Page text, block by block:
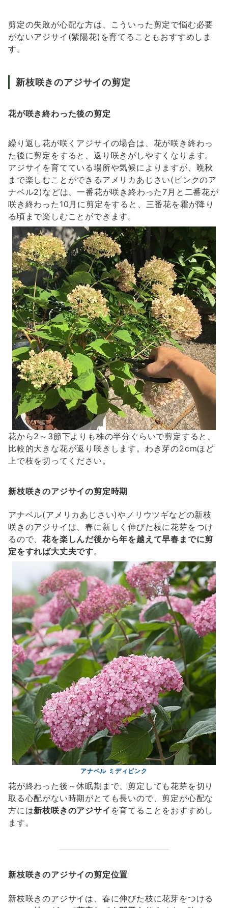
剪定の失敗が心配な方は、こういった剪定で悩む必要
がないアジサイ(紫陽花)を育てることもおすすめしま
す。
新枝咲きのアジサイの剪定
花が咲き終わった後の剪定
繰り返し花が咲くアジサイの場合は、花が咲き終わっ
た後に剪定をすると、返り咲きがしやすくなります。
アジサイを育てている場所や気候によりますが、晩秋
まで楽しむことができるアメリカあじさい(ピンクのア
ナベル2)などは、一番花が咲き終わった7月と二番花が
咲き終わった10月に剪定をすると、三番花を霜が降り
る頃まで楽しむことができます。
花から2～3節下よりも株の半分ぐらいで剪定すると、
比較的大きな花が返り咲きします。わき芽の2cmほど
上で枝を切ってください。
新枝咲きのアジサイの剪定時期
アナベル(アメリカあじさい)やノリウツギなどの新枝
咲きのアジサイは、春に新しく伸びた枝に花芽をつけ
るので、花を楽しんだ後から年を越えて早春までに剪
定をすれば大丈夫です。
アナベル ミディピンク
花が終わった後～休眠期まで、剪定しても花芽を切り
取る心配がない時期がとても長いので、剪定が心配な
方には新枝咲きのアジサイ を育てることをおすすめし
ます。
新枝咲きのアジサイの剪定位置
新枝咲きのアジサイは、春に伸びた枝に花芽をつける